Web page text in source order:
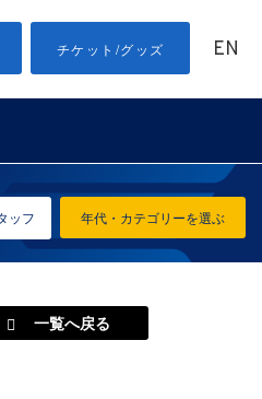
チケット/グッズ EN
年代・カテゴリーを選ぶ
ッフ
一覧へ戻る